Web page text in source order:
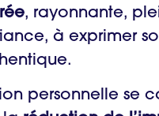
, rayonnante,
à exprimer
personnelle se